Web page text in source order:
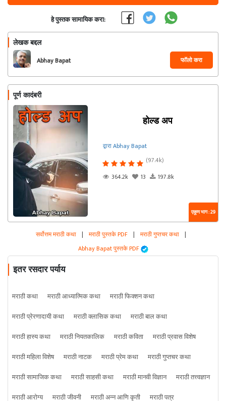
हे पुस्तक सामायिक करा:
लेखक बद्दल
Abhay Bapat फॉलो करा
पूर्ण कादंबरी
होल्ड अप
द्वारा Abhay Bapat
(97.4k)
364.2k
13 197.8k
एकूण भाग : 29
सर्वोत्तम मराठी कथा | मराठी पुस्तके PDF | मराठी गुप्तचर कथा |
Abhay Bapat पुस्तके PDF
इतर रसदार पर्याय
मराठी कथा मराठी आध्यात्मिक कथा
मराठी फिक्शन कथा
मराठी प्रेरणादायी कथा
मराठी क्लासिक कथा
मराठी बाल कथा
मराठी हास्य कथा
मराठी नियतकालिक मराठी कविता
मराठी प्रवास विशेष
मराठी महिला विशेष
मराठी नाटक मराठी प्रेम कथा
मराठी गुप्तचर कथा
मराठी सामाजिक कथा
मराठी साहसी कथा मराठी मानवी विज्ञान
मराठी तत्त्वज्ञान
मराठी आरोग्य
मराठी जीवनी मराठी अन्न आणि कृती मराठी पत्र